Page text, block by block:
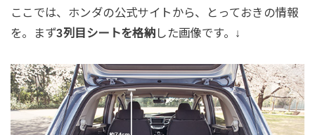
ここでは、ホンダの公式サイトから、とっておきの情報
を。まず3列目シートを格納 した画像です。↓